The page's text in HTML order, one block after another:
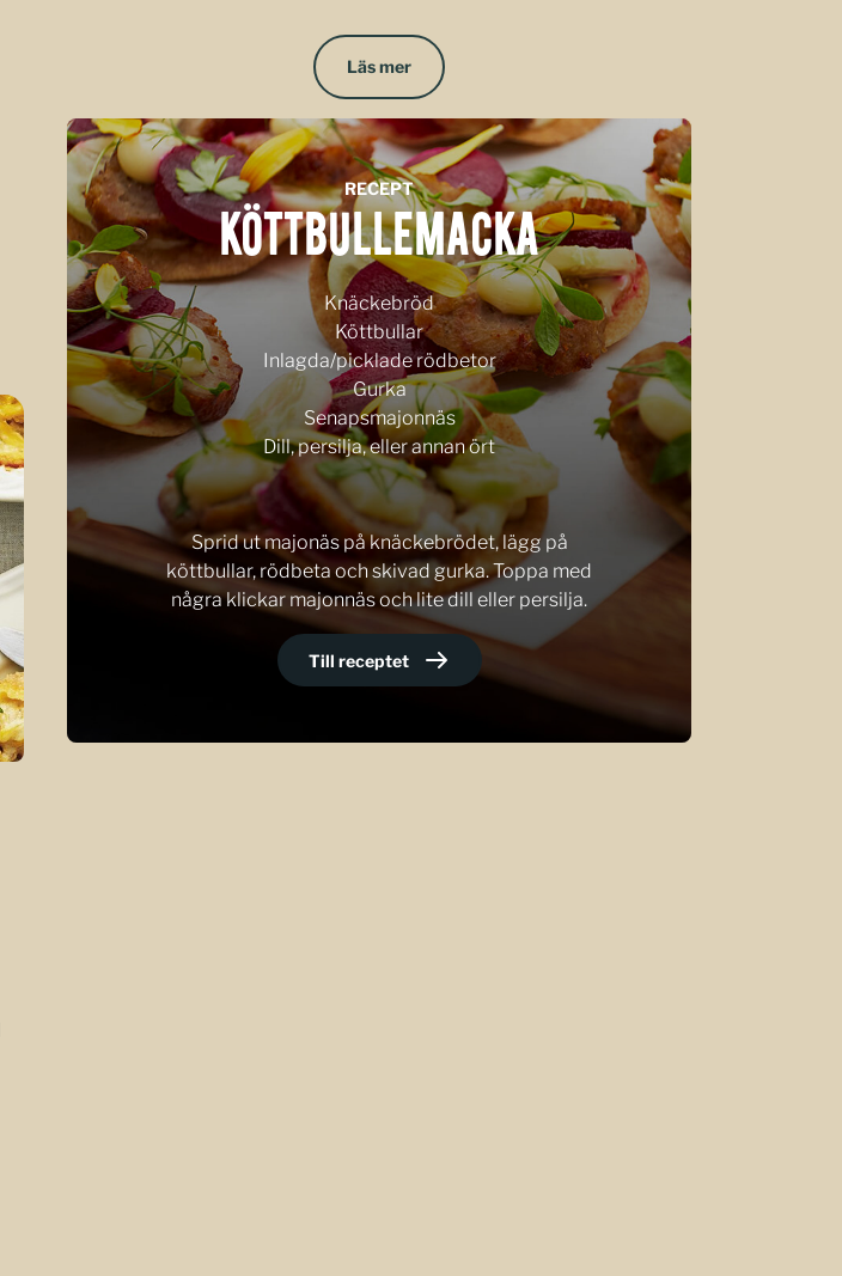
Läs mer
RECEPT
KÖTTBULLEMACKA
Knäckebröd
Köttbullar
Inlagda/picklade rödbetor
Gurka
Senapsmajonnäs
Dill, persilja, eller annan ört
Sprid ut majonäs på knäckebrödet, lägg på
köttbullar, rödbeta och skivad gurka. Toppa med
några klickar majonnäs och lite dill eller persilja.
Till receptet